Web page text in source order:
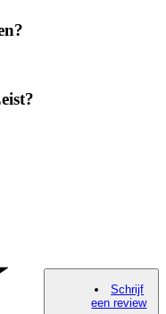
Schrijf
een review